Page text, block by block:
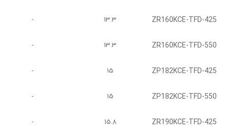
ZR160KCE-TFD-425
13.3
-
ZR160KCE-TFD-550
13.3
-
ZP182KCE-TFD-425
15
-
ZP182KCE-TFD-550
15
-
ZR190KCE-TFD-425
15.8
-